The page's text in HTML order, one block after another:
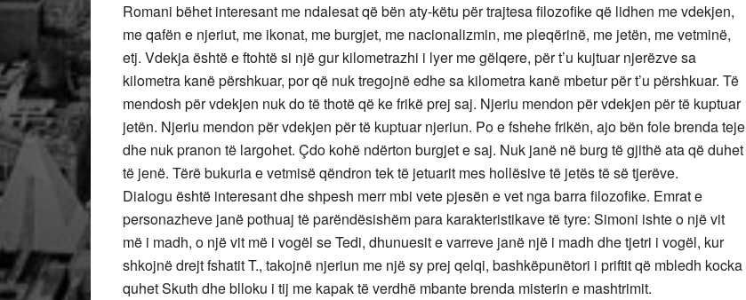
Romani bëhet interesant me ndalesat që bën aty-këtu për trajtesa filozofike që lidhen me vdekjen,
me qafën e njeriut, me ikonat, me burgjet, me nacionalizmin, me pleqërinë, me jetën, me vetminë,
etj. Vdekja është e ftohtë si një gur kilometrazhi i lyer me gëlqere, për t’u kujtuar njerëzve sa
kilometra kanë përshkuar, por që nuk tregojnë edhe sa kilometra kanë mbetur për t’u përshkuar. Të
mendosh për vdekjen nuk do të thotë që ke frikë prej saj. Njeriu mendon për vdekjen për të kuptuar
jetën. Njeriu mendon për vdekjen për të kuptuar njeriun. Po e fshehe frikën, ajo bën fole brenda teje
dhe nuk pranon të largohet. Çdo kohë ndërton burgjet e saj. Nuk janë në burg të gjithë ata që duhet
të jenë. Tërë bukuria e vetmisë qëndron tek të jetuarit mes hollësive të jetës të së tjerëve.
Dialogu është interesant dhe shpesh merr mbi vete pjesën e vet nga barra filozofike. Emrat e
personazheve janë pothuaj të parëndësishëm para karakteristikave të tyre: Simoni ishte o një vit
më i madh, o një vit më i vogël se Tedi, dhunuesit e varreve janë një i madh dhe tjetri i vogël, kur
shkojnë drejt fshatit T., takojnë njeriun me një sy prej qelqi, bashkëpunëtori i priftit që mbledh kocka
quhet Skuth dhe blloku i tij me kapak të verdhë mbante brenda misterin e mashtrimit.